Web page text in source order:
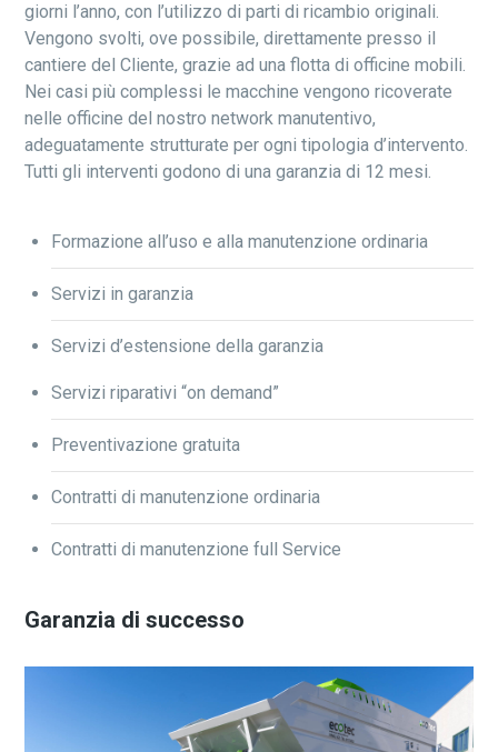
giorni l’anno, con l’utilizzo di parti di ricambio originali.
Vengono svolti, ove possibile, direttamente presso il
cantiere del Cliente, grazie ad una flotta di officine mobili.
Nei casi più complessi le macchine vengono ricoverate
nelle officine del nostro network manutentivo,
adeguatamente strutturate per ogni tipologia d’intervento.
Tutti gli interventi godono di una garanzia di 12 mesi.
Formazione all’uso e alla manutenzione ordinaria
Servizi in garanzia
Servizi d’estensione della garanzia
Servizi riparativi “on demand”
Preventivazione gratuita
Contratti di manutenzione ordinaria
Contratti di manutenzione full Service
Garanzia di successo